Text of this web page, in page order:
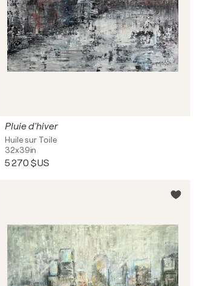
Pluie d'hiver
Huile sur Toile
32x39in
5 270 $US